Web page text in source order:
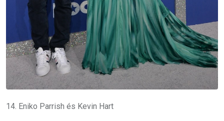
14. Eniko Parrish és Kevin Hart